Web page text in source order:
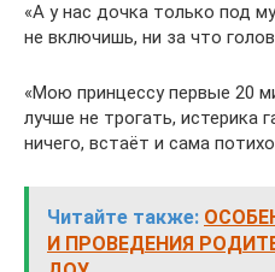
«А у нас дочка только под
не включишь, ни за что
«Мою принцессу первые 20
лучше не трогать, истерика
ничего, встаёт и сама
Читайте также:
И ПРОВЕДЕНИЯ